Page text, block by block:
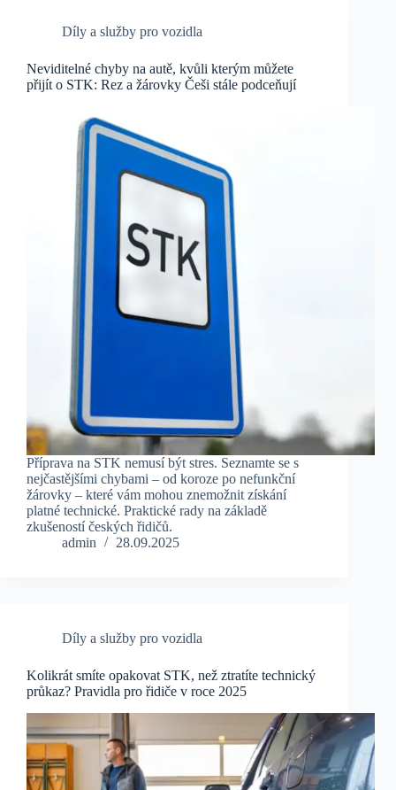
Díly a služby pro vozidla
Neviditelné chyby na autě, kvůli kterým můžete
přijít o STK: Rez a žárovky Češi stále podceňují
Příprava na STK nemusí být stres. Seznamte se s
nejčastějšími chybami – od koroze po nefunkční
žárovky – které vám mohou znemožnit získání
platné technické. Praktické rady na základě
zkušeností českých řidičů.
admin
28.09.2025
Díly a služby pro vozidla
Kolikrát smíte opakovat STK, než ztratíte technický
průkaz? Pravidla pro řidiče v roce 2025